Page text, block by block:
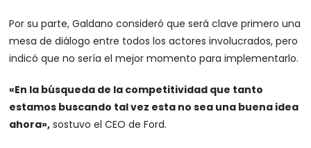
Por su parte, Galdano consideró que será clave primero una
mesa de diálogo entre todos los actores involucrados, pero
indicó que no sería el mejor momento para implementarlo.
«En la búsqueda de la competitividad que tanto
estamos buscando tal vez esta no sea una buena idea
ahora», sostuvo el CEO de Ford.